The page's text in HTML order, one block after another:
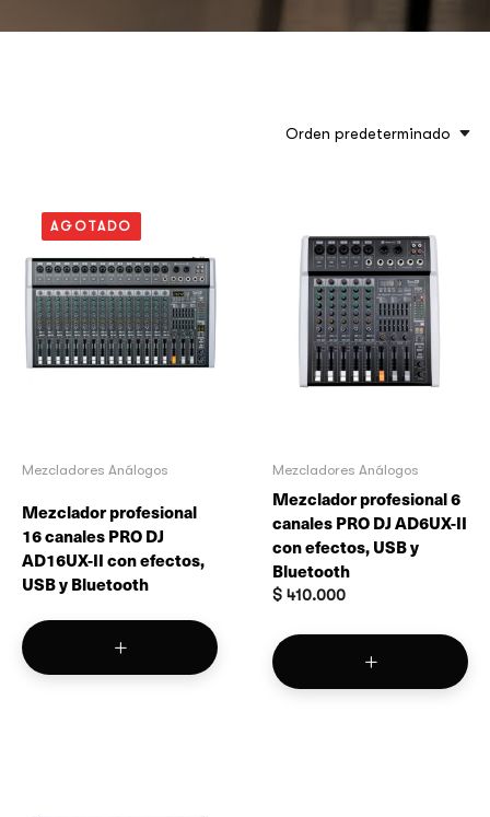
Orden predeterminado
AGOTADO
Mezcladores Análogos
Mezclador profesional
16 canales PRO DJ
AD16UX-II con efectos,
USB y Bluetooth
Mezcladores Análogos
Mezclador profesional 6
canales PRO DJ AD6UX-II
con efectos, USB y
Bluetooth
$ 410.000